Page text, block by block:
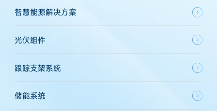
智慧能源解决方案
光伏组件
跟踪支架系统
储能系统